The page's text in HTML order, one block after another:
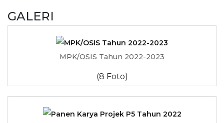
GALERI
MPK/OSIS Tahun 2022-2023
(8 Foto)